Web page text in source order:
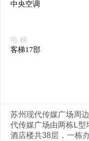
中央空调
电 梯
客梯17部
苏州现代传媒广场周
代传媒广场由两栋L
酒店楼共38层，一栋